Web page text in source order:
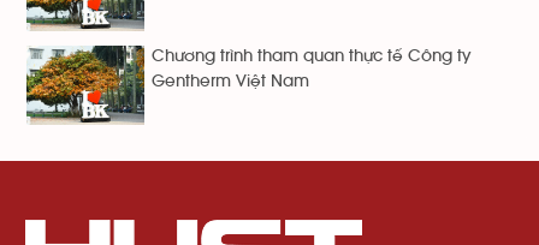
Chương trình tham quan thực tế Công ty
Gentherm Việt Nam